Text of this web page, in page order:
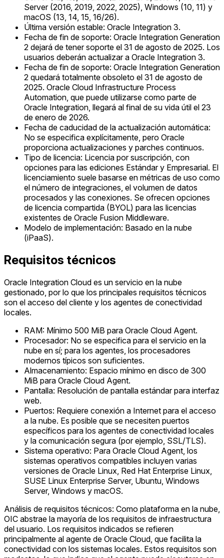
Server (2016, 2019, 2022, 2025), Windows (10, 11) y
macOS (13, 14, 15, 16/26).
Última versión estable: Oracle Integration 3.
Fecha de fin de soporte: Oracle Integration Generation
2 dejará de tener soporte el 31 de agosto de 2025. Los
usuarios deberán actualizar a Oracle Integration 3.
Fecha de fin de soporte: Oracle Integration Generation
2 quedará totalmente obsoleto el 31 de agosto de
2025. Oracle Cloud Infrastructure Process
Automation, que puede utilizarse como parte de
Oracle Integration, llegará al final de su vida útil el 23
de enero de 2026.
Fecha de caducidad de la actualización automática:
No se especifica explícitamente, pero Oracle
proporciona actualizaciones y parches continuos.
Tipo de licencia: Licencia por suscripción, con
opciones para las ediciones Estándar y Empresarial. El
licenciamiento suele basarse en métricas de uso como
el número de integraciones, el volumen de datos
procesados y las conexiones. Se ofrecen opciones
de licencia compartida (BYOL) para las licencias
existentes de Oracle Fusion Middleware.
Modelo de implementación: Basado en la nube
(iPaaS).
Requisitos técnicos
Oracle Integration Cloud es un servicio en la nube
gestionado, por lo que los principales requisitos técnicos
son el acceso del cliente y los agentes de conectividad
locales.
RAM: Mínimo 500 MiB para Oracle Cloud Agent.
Procesador: No se especifica para el servicio en la
nube en sí; para los agentes, los procesadores
modernos típicos son suficientes.
Almacenamiento: Espacio mínimo en disco de 300
MiB para Oracle Cloud Agent.
Pantalla: Resolución de pantalla estándar para interfaz
web.
Puertos: Requiere conexión a Internet para el acceso
a la nube. Es posible que se necesiten puertos
específicos para los agentes de conectividad locales
y la comunicación segura (por ejemplo, SSL/TLS).
Sistema operativo: Para Oracle Cloud Agent, los
sistemas operativos compatibles incluyen varias
versiones de Oracle Linux, Red Hat Enterprise Linux,
SUSE Linux Enterprise Server, Ubuntu, Windows
Server, Windows y macOS.
Análisis de requisitos técnicos: Como plataforma en la nube,
OIC abstrae la mayoría de los requisitos de infraestructura
del usuario. Los requisitos indicados se refieren
principalmente al agente de Oracle Cloud, que facilita la
conectividad con los sistemas locales. Estos requisitos son